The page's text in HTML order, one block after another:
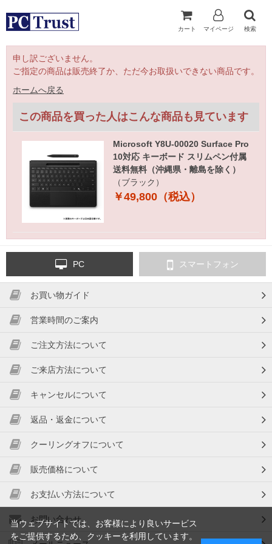
カート マイページ 検索
申し訳ございません。
ご指定の商品は販売終了か、ただ今お取扱いできない商品です。
ホームへ戻る
この商品を買った人はこんな商品も見ています
Microsoft Y8U-00020 Surface Pro
10対応 キーボード スリムペン付属
送料無料（沖縄県・離島を除く）
（ブラック）
￥49,800（税込）
PC スマートフォン
お買い物ガイド
営業時間のご案内
ご注文方法について
ご来店方法について
キャンセルについて
返品・返金について
クーリングオフについて
販売価格について
お支払い方法について
お問い合わせ
当ウェブサイトでは、お客様により良いサービス
をご提供するため、クッキーを利用しています。